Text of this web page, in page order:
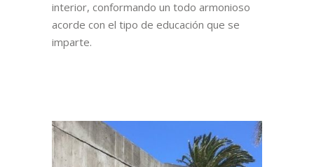
interior, conformando un todo armonioso
acorde con el tipo de educación que se
imparte.